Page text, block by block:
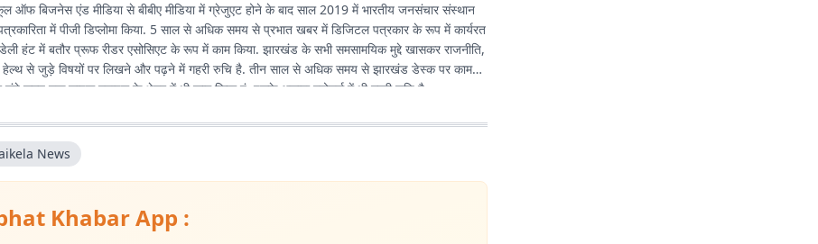
ऑफ बिजनेस एंड मीडिया से बीबीए मीडिया में ग्रेजुएट होने के बाद साल 2019 में भारतीय जनसंचार संस्थान
पत्रकारिता में पीजी डिप्लोमा किया. 5 साल से अधिक समय से प्रभात खबर में डिजिटल पत्रकार के रूप में कार्यरत
हंट में बतौर प्रूफ रीडर एसोसिएट के रूप में काम किया. झारखंड के सभी समसामयिक मुद्दे खासकर राजनीति,
हेल्थ से जुड़े विषयों पर लिखने और पढ़ने में गहरी रुचि है. तीन साल से अधिक समय से झारखंड डेस्क पर काम
लंबे समय तक लाइफ स्टाइल के क्षेत्र में भी काम किया हूं. इसके अलावा स्पोर्ट्स में भी गहरी रुचि है.
News
Khabar App :